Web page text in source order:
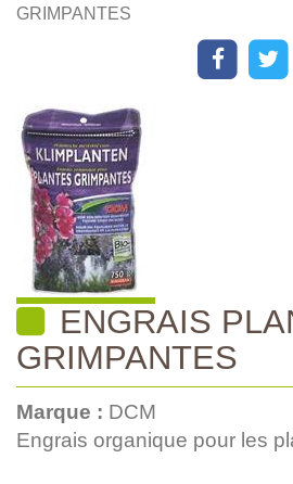
GRIMPANTES
ENGRAIS
GRIMPANTES
Marque : DCM
Engrais organique pour les